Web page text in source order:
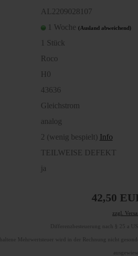
AL2209028107
1 Woche (Ausland abweichend)
1 Stück
Roco
H0
43636
Gleichstrom
analog
2 (wenig bespielt) Info
TEILWEISE DEFEKT
ja
42,50
zzgl.
Differenzbesteuerung nach § 25 a
Mehrwertsteuer wird in der Rechnung nicht